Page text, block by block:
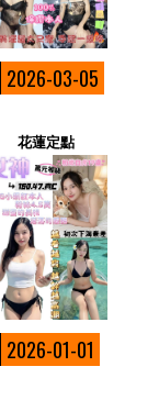
2026-03-05
花蓮定點
2026-01-01